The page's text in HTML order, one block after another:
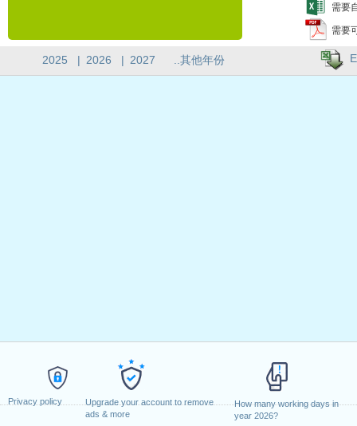
Privacy policy
Upgrade your account to remove
ads & more
How many working days in
year 2026?
需要
需要
2025 | 2026 | 2027 ..其他年份